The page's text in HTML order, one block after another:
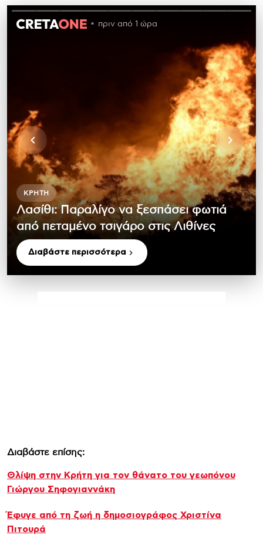
πριν από 1 ώρα
ΚΡΉΤΗ
Λασίθι: Παραλίγο να ξεσπάσει φωτιά
από πεταμένο τσιγάρο στις Λιθίνες
Διαβάστε περισσότερα
Διαβάστε επίσης:
Θλίψη στην Κρήτη για τον θάνατο του γεωπόνου
Γιώργου Σηφογιαννάκη
Έφυγε από τη ζωή η δημοσιογράφος Χριστίνα
Πιτουρά